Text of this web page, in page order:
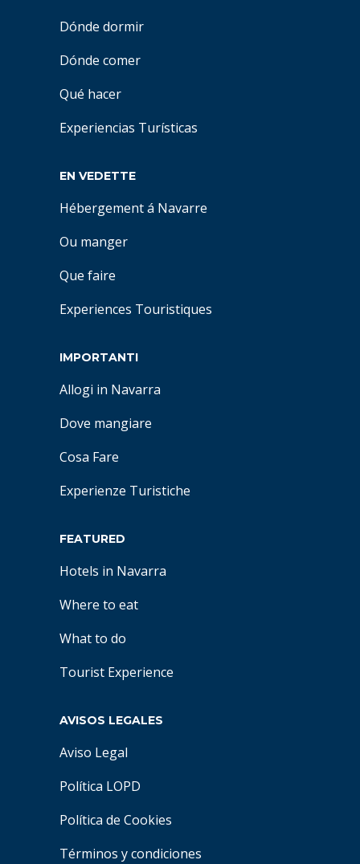
Dónde dormir
Dónde comer
Qué hacer
Experiencias Turísticas
EN VEDETTE
Hébergement á Navarre
Ou manger
Que faire
Experiences Touristiques
IMPORTANTI
Allogi in Navarra
Dove mangiare
Cosa Fare
Experienze Turistiche
FEATURED
Hotels in Navarra
Where to eat
What to do
Tourist Experience
AVISOS LEGALES
Aviso Legal
Política LOPD
Política de Cookies
Términos y condiciones